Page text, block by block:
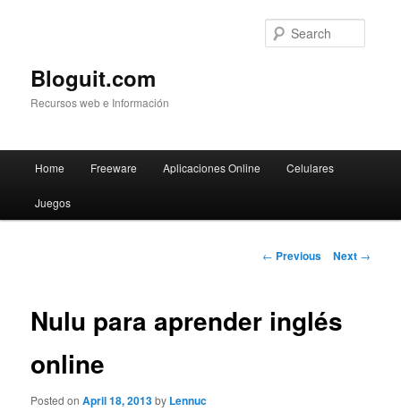
Bloguit.com
Recursos web e Información
Skip
to
Home Freeware Aplicaciones Online Celulares
Juegos
Post
← Previous Next →
Nulu para aprender inglés
online
Posted onApril 18, 2013by Lennuc